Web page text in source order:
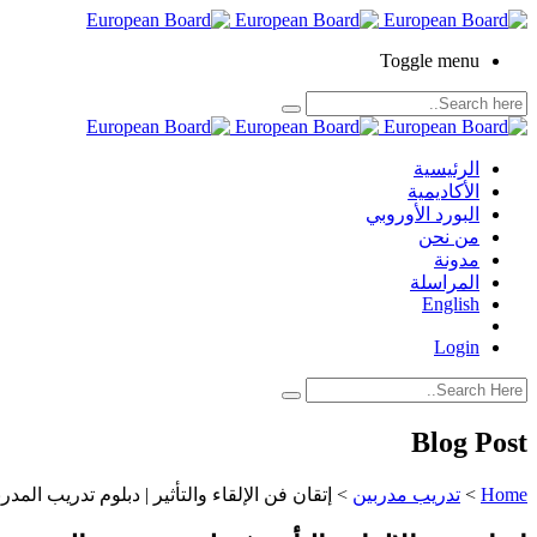
Toggle menu
الرئيسية
الأكاديمية
البورد الأوروبي
من نحن
مدونة
المراسلة
English
Login
Blog Post
Home
> تدريب مدربين > إتقان فن الإلقاء والتأثير | دبلوم تدريب